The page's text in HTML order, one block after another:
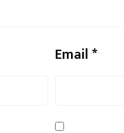
Email*